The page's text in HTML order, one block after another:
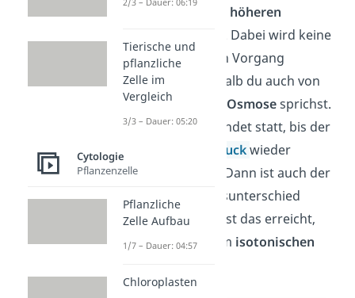
geringeren zur höheren
. Dabei wird keine
Energie für den Vorgang
benötigt, weshalb du auch von
einerpassiven Osmosesprichst.
Der Vorgang findet statt, bis der
osmotische Druckwieder
hergestellt ist. Dann ist auch der
Konzentrationsunterschied
ausgeglichen. Ist das erreicht,
sprichst du vom isotonischen
Tierische und
pflanzliche
Zelle im
Vergleich
3/3 – Dauer: 05:20
Cytologie
Pflanzenzelle
Pflanzliche
Zelle Aufbau
1/7 – Dauer: 04:57
Chloroplasten